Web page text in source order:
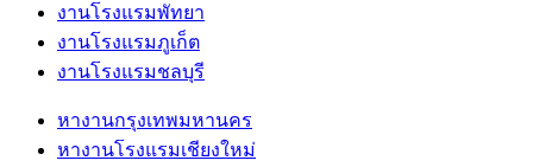
งานโรงแรมพัทยา
งานโรงแรมภูเก็ต
งานโรงแรมชลบุรี
หางานกรุงเทพมหานคร
หางานโรงแรมเชียงใหม่